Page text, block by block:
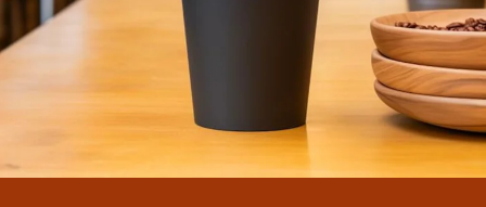
Nederland
Slovensko
Marchés supplémentaires
Österreich